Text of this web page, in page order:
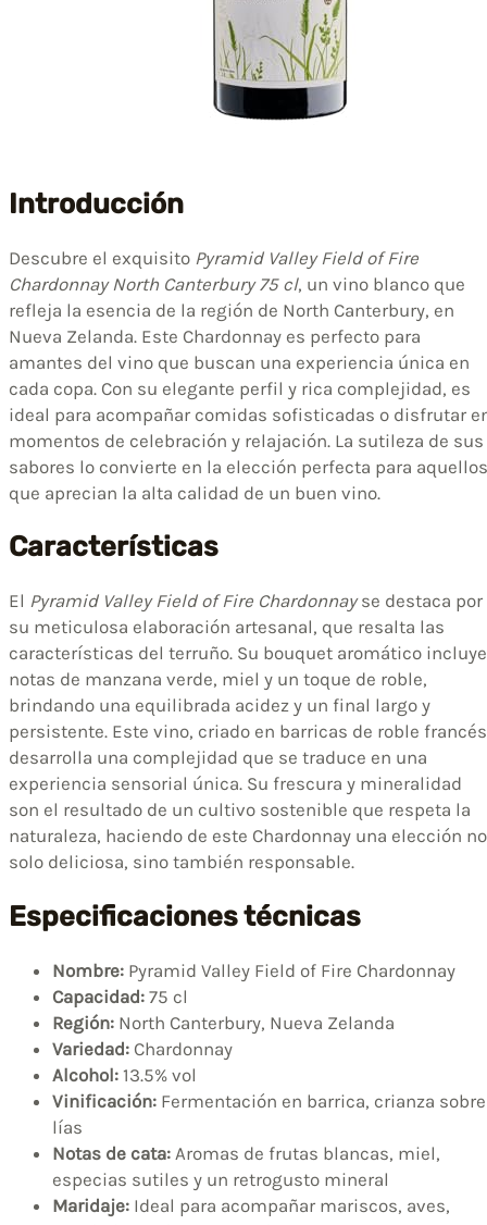
Introducción
Descubre el exquisito Pyramid Valley Field of Fire
Chardonnay North Canterbury 75 cl, un vino blanco que
refleja la esencia de la región de North Canterbury, en
Nueva Zelanda. Este Chardonnay es perfecto para
amantes del vino que buscan una experiencia única en
cada copa. Con su elegante perfil y rica complejidad, es
ideal para acompañar comidas sofisticadas o disfrutar
momentos de celebración y relajación. La sutileza de sus
sabores lo convierte en la elección perfecta para aquellos
que aprecian la alta calidad de un buen vino.
Características
El Pyramid Valley Field of Fire Chardonnayse destaca por
su meticulosa elaboración artesanal, que resalta las
características del terruño. Su bouquet aromático incluye
notas de manzana verde, miel y un toque de roble,
brindando una equilibrada acidez y un final largo y
persistente. Este vino, criado en barricas de roble
desarrolla una complejidad que se traduce en una
experiencia sensorial única. Su frescura y mineralidad
son el resultado de un cultivo sostenible que respeta la
naturaleza, haciendo de este Chardonnay una elección no
solo deliciosa, sino también responsable.
Especificaciones técnicas
Nombre: Pyramid Valley Field of Fire Chardonnay
Capacidad: 75 cl
Región: North Canterbury, Nueva Zelanda
Variedad: Chardonnay
Alcohol: 13.5% vol
Vinificación: Fermentación en barrica, crianza sobre
lías
Notas de cata: Aromas de frutas blancas, miel,
especias sutiles y un retrogusto mineral
Maridaje: Ideal para acompañar mariscos, aves,